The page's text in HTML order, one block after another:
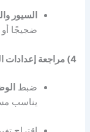
السيور
ضجيجًا
4) مراجعة إعدادات التشغيل الذكي
ضبط
يناسب